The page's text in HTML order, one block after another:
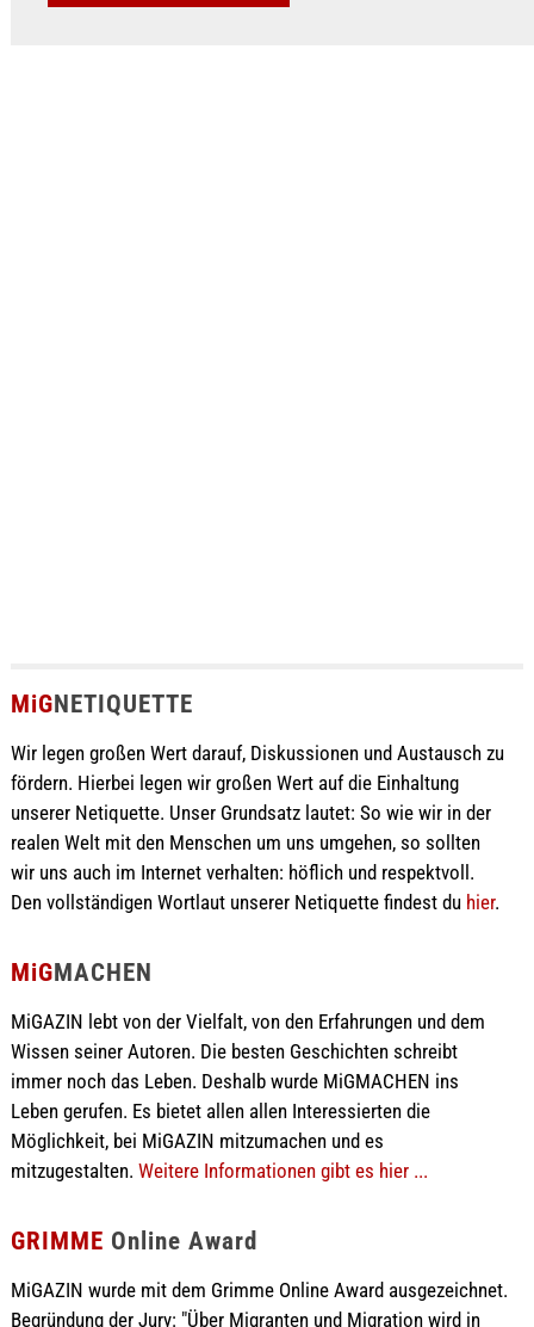
MiGNETIQUETTE
Wir legen großen Wert darauf, Diskussionen und Austausch zu
fördern. Hierbei legen wir großen Wert auf die Einhaltung
unserer Netiquette. Unser Grundsatz lautet: So wie wir in der
realen Welt mit den Menschen um uns umgehen, so sollten
wir uns auch im Internet verhalten: höflich und respektvoll.
Den vollständigen Wortlaut unserer Netiquette findest du hier.
MiGMACHEN
MiGAZIN lebt von der Vielfalt, von den Erfahrungen und dem
Wissen seiner Autoren. Die besten Geschichten schreibt
immer noch das Leben. Deshalb wurde MiGMACHEN ins
Leben gerufen. Es bietet allen allen Interessierten die
Möglichkeit, bei MiGAZIN mitzumachen und es
mitzugestalten. Weitere Informationen gibt es hier ...
GRIMME Online Award
MiGAZIN wurde mit dem Grimme Online Award ausgezeichnet.
Begründung der Jury: "Über Migranten und Migration wird in